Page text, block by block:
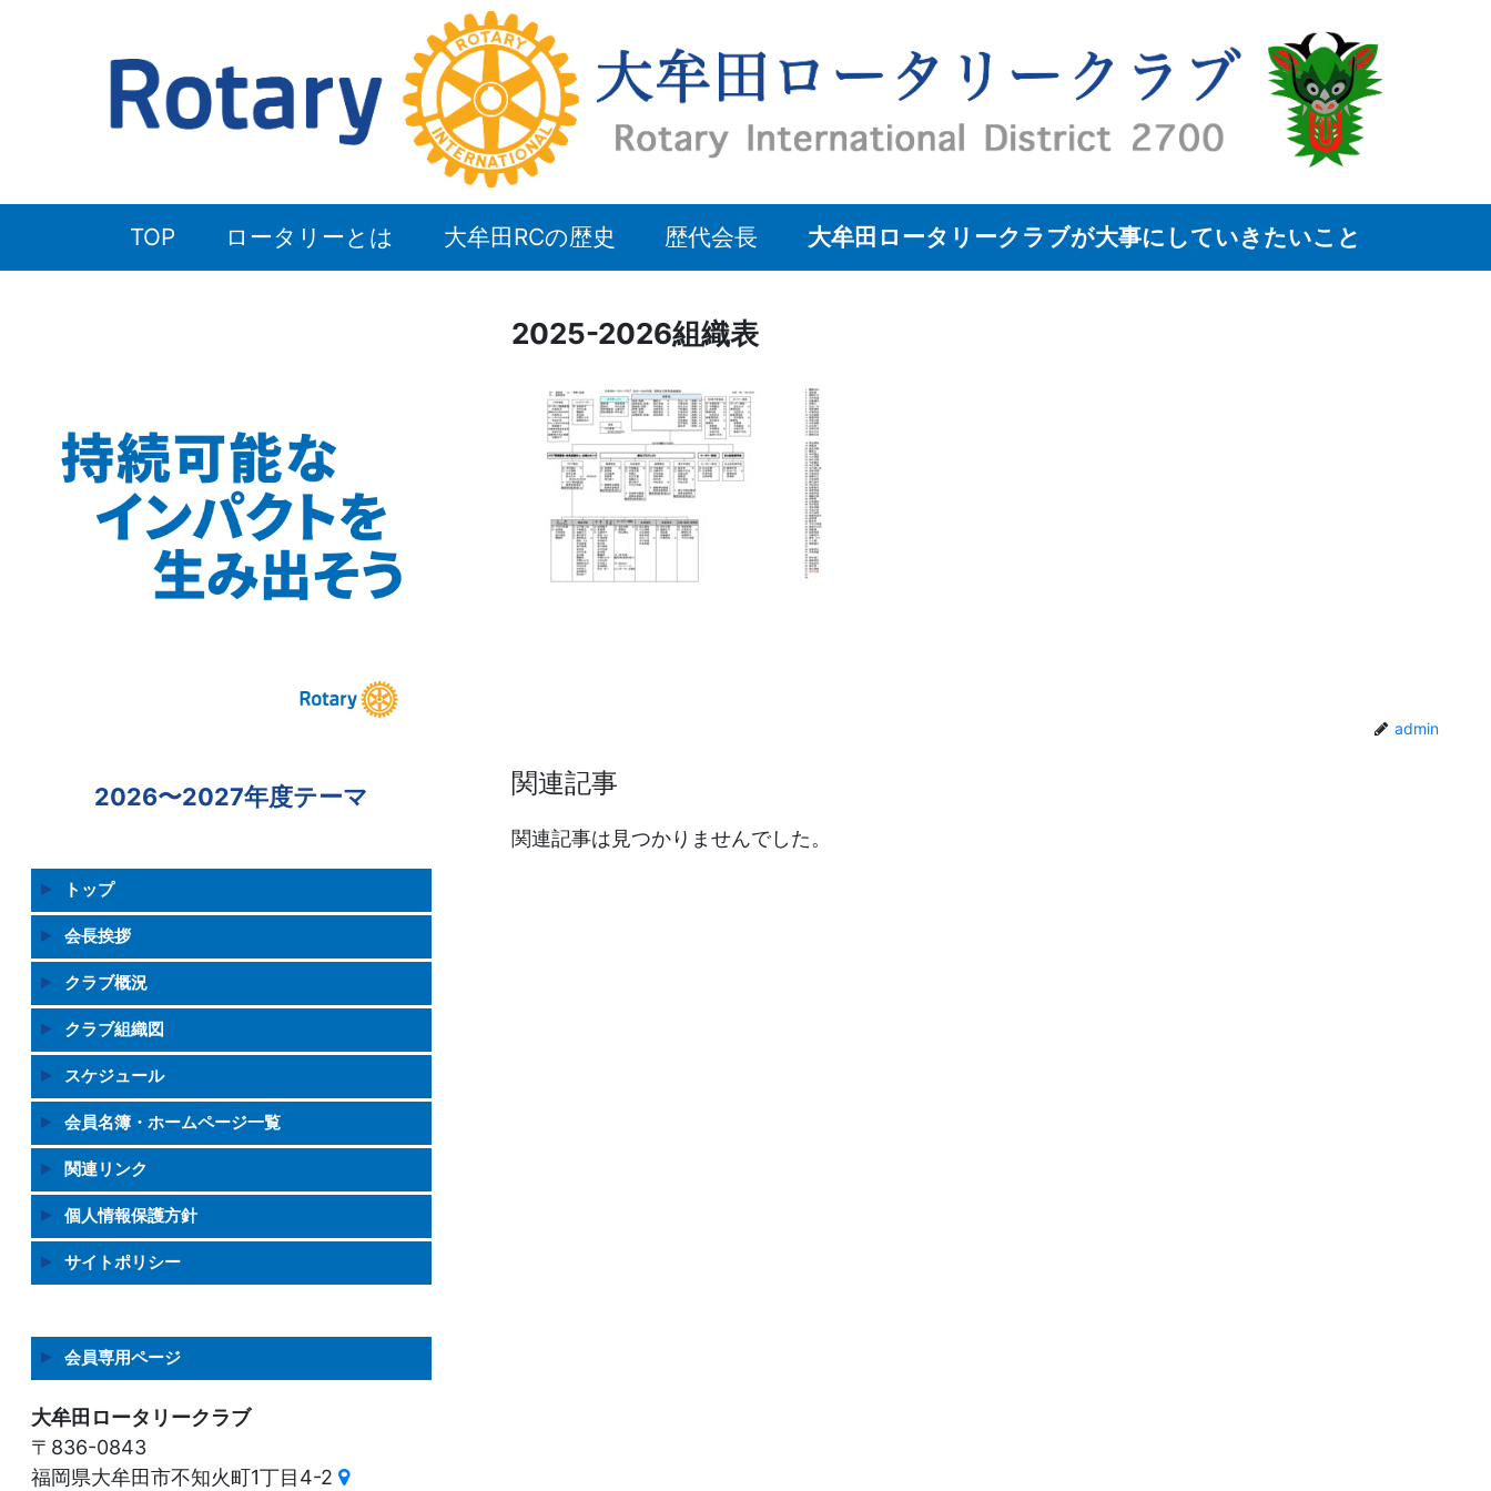
TOP ロータリーとは 大牟田RCの歴史 歴代会長 大牟田ロータリークラブが大事にしていきたいこと
2025-2026組織表
admin
関連記事
関連記事は見つかりませんでした。
2026〜2027年度テーマ
トップ
会長挨拶
クラブ概況
クラブ組織図
スケジュール
会員名簿・ホームページ一覧
関連リンク
個人情報保護方針
サイトポリシー
会員専用ページ
大牟田ロータリークラブ
〒836-0843
福岡県大牟田市不知火町1丁目4-2